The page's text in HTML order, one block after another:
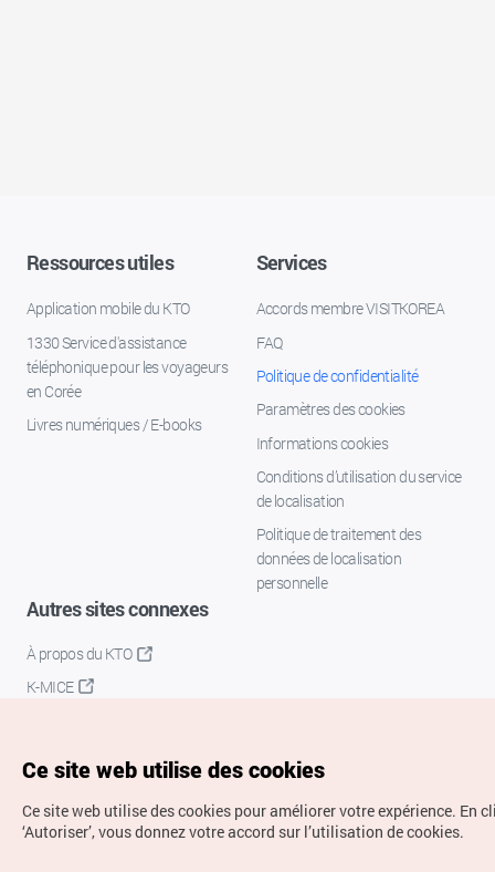
Ressources utiles
Application mobile du KTO
1330 Service d'assistance
téléphonique pour les voyageurs
en Corée
Livres numériques / E-books
Services
Accords membre VISITKOREA
FAQ
Politique de confidentialité
Paramètres des cookies
Informations cookies
Conditions d’utilisation du service
de localisation
Politique de traitement des
données de localisation
personnelle
Autres sites connexes
À propos du KTO
K-MICE
Ce site web utilise des cookies
Ce site web utilise des cookies pour améliorer votre expérience. En
‘Autoriser’, vous donnez votre accord sur l’utilisation de cookies.